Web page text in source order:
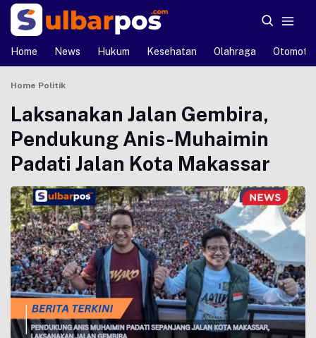
Home News Hukum Kesehatan Olahraga Otomotif
Home Politik
Laksanakan Jalan Gembira,
Pendukung Anis-Muhaimin
Padati Jalan Kota Makassar